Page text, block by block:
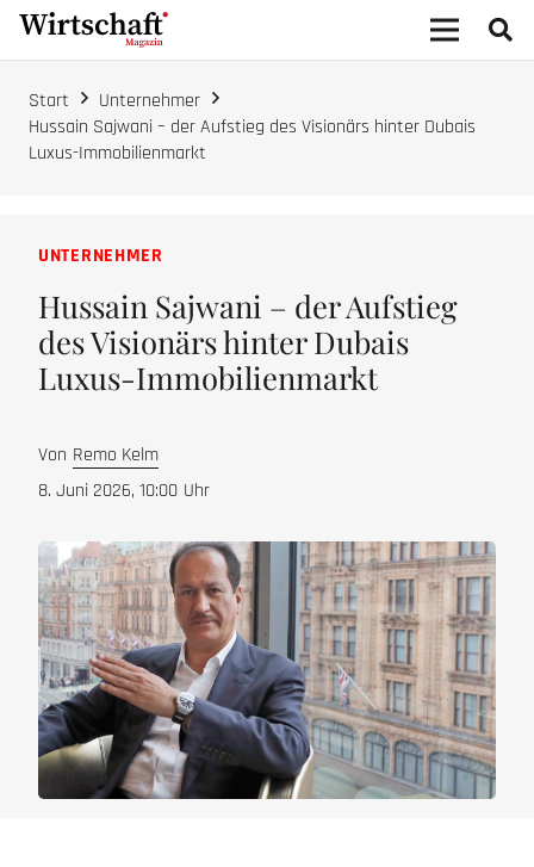
Start
Unternehmer
Hussain Sajwani – der Aufstieg des Visionärs hinter Dubais
Luxus-Immobilienmarkt
UNTERNEHMER
Hussain Sajwani – der Aufstieg
des Visionärs hinter Dubais
Luxus-Immobilienmarkt
Von Remo Kelm
8. Juni 2026, 10:00 Uhr